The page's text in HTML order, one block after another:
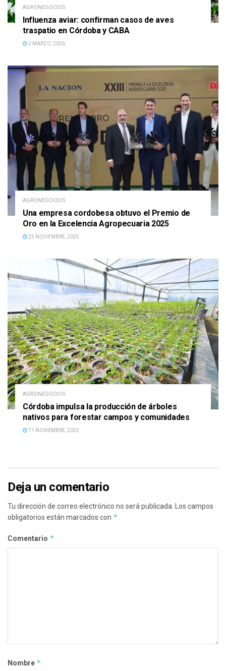
AGRONEGOCIOS
Influenza aviar: confirman casos de aves
traspatio en Córdoba y CABA
2 MARZO, 2026
AGRONEGOCIOS
Una empresa cordobesa obtuvo el Premio de
Oro en la Excelencia Agropecuaria 2025
25 NOVIEMBRE, 2025
AGRONEGOCIOS
Córdoba impulsa la producción de árboles
nativos para forestar campos y comunidades
11 NOVIEMBRE, 2025
Deja un comentario
Tu dirección de correo electrónico no será publicada. Los campos
obligatorios están marcados con *
Comentario *
Nombre *